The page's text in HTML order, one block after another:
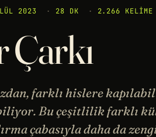
2023 · 28 DK · 2.266 KELIME
farklı hislere
Bu çeşitlilik farklı
çabasıyla daha da